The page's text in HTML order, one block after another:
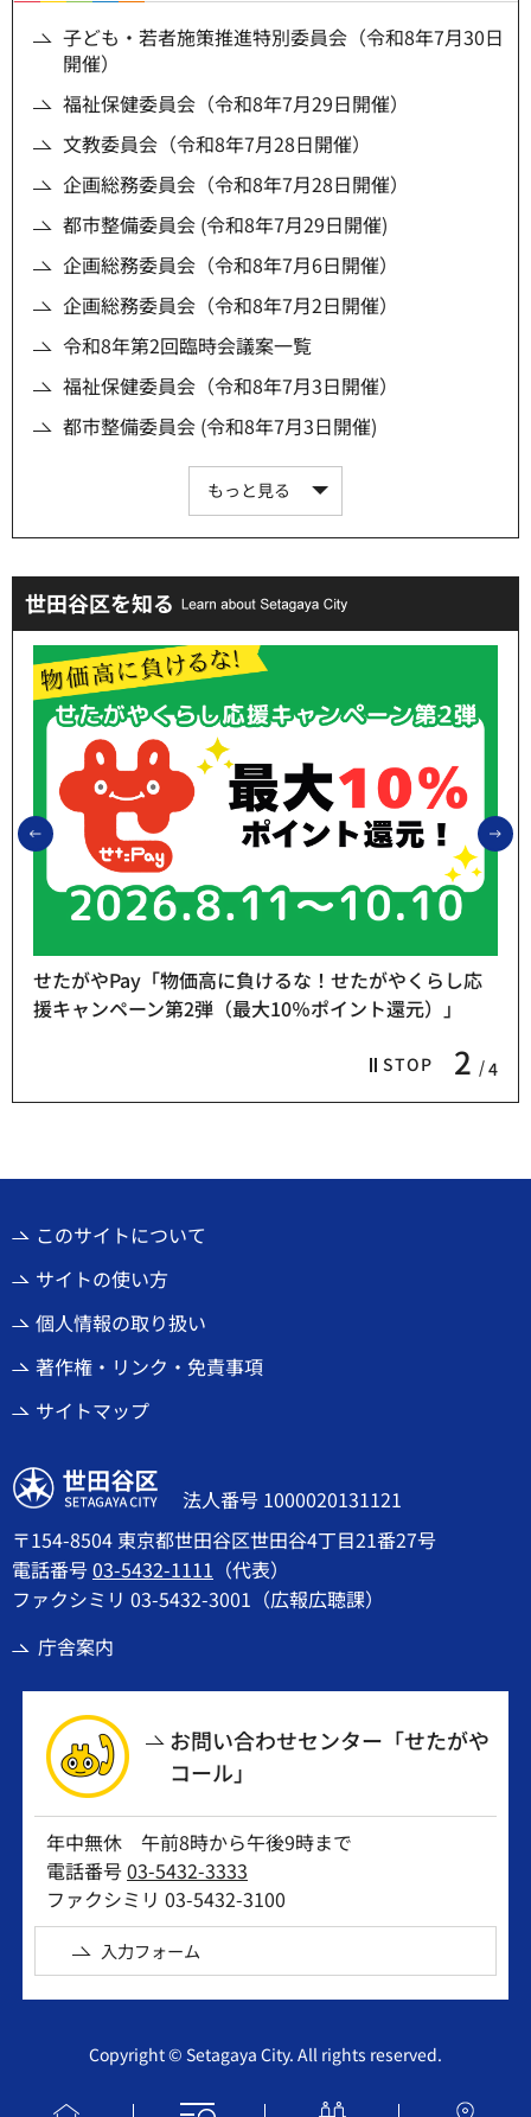
子ども・若者施策推進特別委員会（令和8年7月30日
開催）
福祉保健委員会（令和8年7月29日開催）
文教委員会（令和8年7月28日開催）
企画総務委員会（令和8年7月28日開催）
都市整備委員会 (令和8年7月29日開催)
企画総務委員会（令和8年7月6日開催）
企画総務委員会（令和8年7月2日開催）
令和8年第2回臨時会議案一覧
福祉保健委員会（令和8年7月3日開催）
都市整備委員会 (令和8年7月3日開催)
もっと見る
世田谷区を知る
前のスライドを表示
STOP 2 4
せたがやPay「物価高に負けるな！せたがやくらし応
援キャンペーン第2弾（最大10％ポイント還元）」
このサイトについて
サイトの使い方
個人情報の取り扱い
著作権・リンク・免責事項
サイトマップ
世田谷区
法人番号 1000020131121
〒154-8504 東京都世田谷区世田谷4丁目21番27号
電話番号03-5432-1111 （代表）
ファクシミリ 03-5432-3001（広報広聴課）
庁舎案内
お問い合わせセンター「せたがや
コール」
年中無休 午前8時から午後9時まで
電話番号03-5432-3333
ファクシミリ 03-5432-3100
入力フォーム
Copyright © Setagaya City. All rights reserved.